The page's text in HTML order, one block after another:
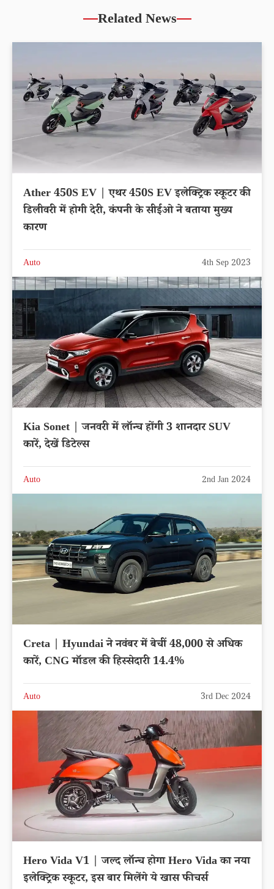
Related News
Ather 450S EV | एथर 450S EV इलेक्ट्रिक स्कूटर की
डिलीवरी में होगी देरी, कंपनी के सीईओ ने बताया मुख्य
कारण
Auto 4th Sep 2023
Kia Sonet | जनवरी में लॉन्च होंगी 3 शानदार SUV
कारें, देखें डिटेल्स
Auto 2nd Jan 2024
Creta | Hyundai ने नवंबर में बेचीं 48,000 से अधिक
कारें, CNG मॉडल की हिस्सेदारी 14.4%
Auto 3rd Dec 2024
Hero Vida V1 | जल्द लॉन्च होगा Hero Vida का नया
इलेक्ट्रिक स्कूटर, इस बार मिलेंगे ये खास फीचर्स